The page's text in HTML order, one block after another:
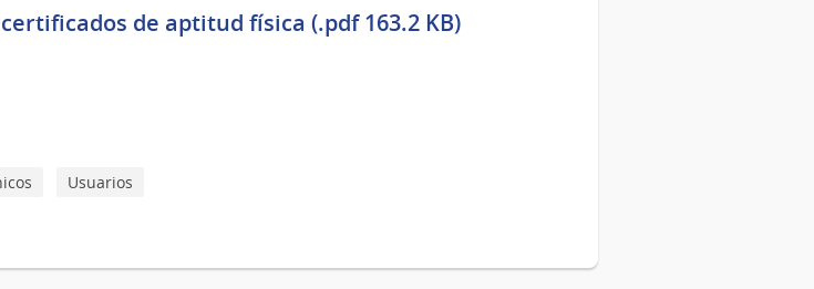
de aptitud física (.pdf 163.2 KB)
Usuarios